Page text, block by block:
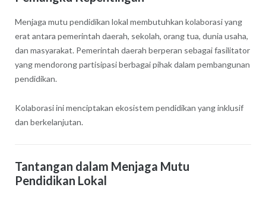
Menjaga mutu pendidikan lokal membutuhkan kolaborasi yang
erat antara pemerintah daerah, sekolah, orang tua, dunia usaha,
dan masyarakat. Pemerintah daerah berperan sebagai fasilitator
yang mendorong partisipasi berbagai pihak dalam pembangunan
pendidikan.
Kolaborasi ini menciptakan ekosistem pendidikan yang inklusif
dan berkelanjutan.
Tantangan dalam Menjaga Mutu
Pendidikan Lokal